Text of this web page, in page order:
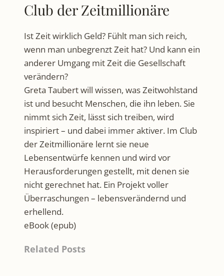
Club der Zeitmillionäre
Ist Zeit wirklich Geld? Fühlt man sich reich,
wenn man unbegrenzt Zeit hat? Und kann ein
anderer Umgang mit Zeit die Gesellschaft
verändern?
Greta Taubert will wissen, was Zeitwohlstand
ist und besucht Menschen, die ihn leben. Sie
nimmt sich Zeit, lässt sich treiben, wird
inspiriert – und dabei immer aktiver. Im Club
der Zeitmillionäre lernt sie neue
Lebensentwürfe kennen und wird vor
Herausforderungen gestellt, mit denen sie
nicht gerechnet hat. Ein Projekt voller
Überraschungen – lebensverändernd und
erhellend.
eBook (epub)
Related Posts